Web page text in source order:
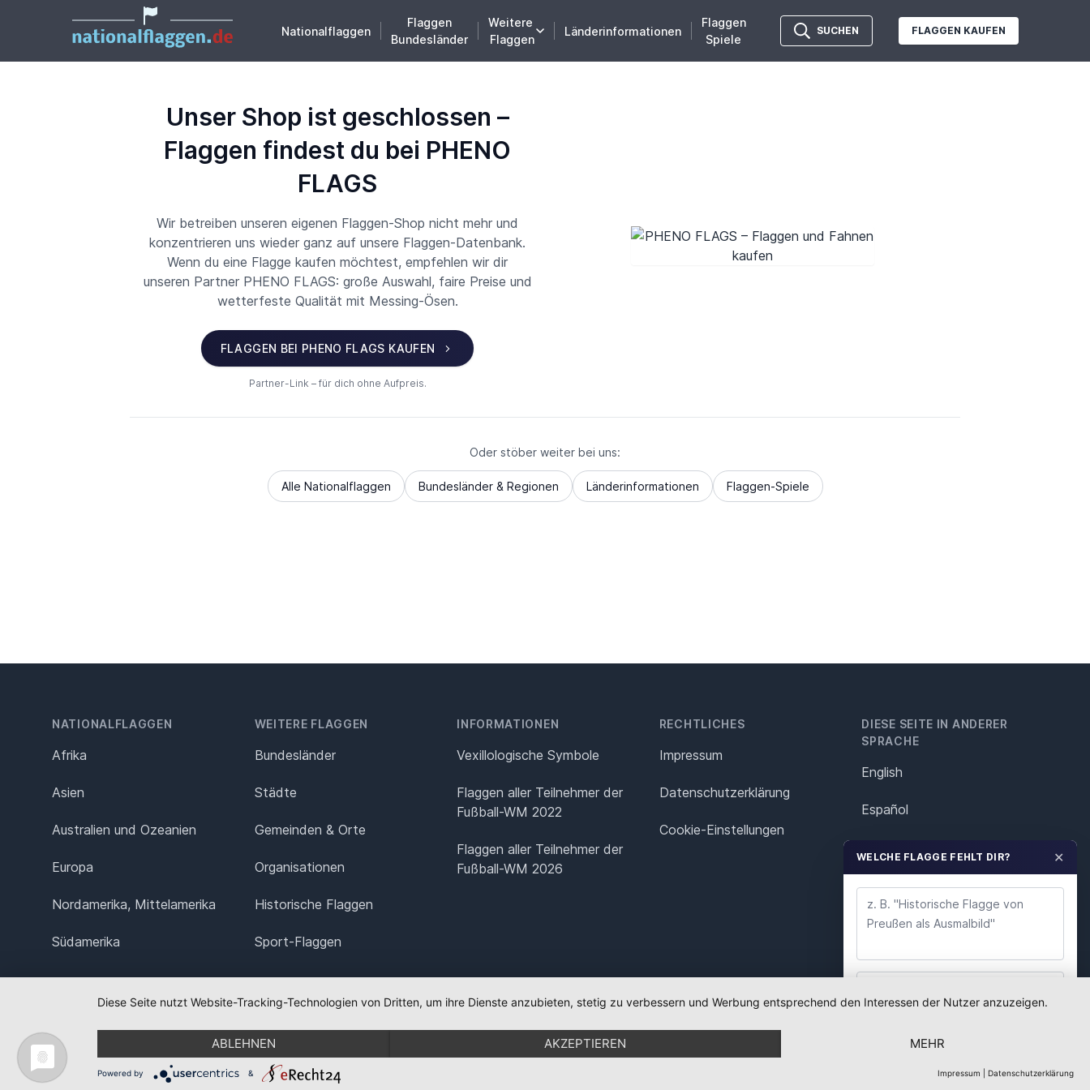
Nationalflaggen
Flaggen
Bundesländer
Weitere
Flaggen
Länderinformationen
Flaggen
Spiele
SUCHEN FLAGGEN KAUFEN
Unser Shop ist geschlossen –
Flaggen findest du bei PHENO
FLAGS
Wir betreiben unseren eigenen Flaggen-Shop nicht mehr und
konzentrieren uns wieder ganz auf unsere Flaggen-Datenbank.
Wenn du eine Flagge kaufen möchtest, empfehlen wir dir
unseren Partner PHENO FLAGS: große Auswahl, faire Preise und
wetterfeste Qualität mit Messing-Ösen.
FLAGGEN BEI PHENO FLAGS KAUFEN
Partner-Link – für dich ohne Aufpreis.
Oder stöber weiter bei uns:
Alle Nationalflaggen Bundesländer & Regionen Länderinformationen Flaggen-Spiele
NATIONALFLAGGEN
Afrika
Asien
Australien und Ozeanien
Europa
Nordamerika, Mittelamerika
Südamerika
WEITERE FLAGGEN
Bundesländer
Städte
Gemeinden & Orte
Organisationen
Historische Flaggen
Sport-Flaggen
INFORMATIONEN
Vexillologische Symbole
Flaggen aller Teilnehmer der
Fußball-WM 2022
Flaggen aller Teilnehmer der
Fußball-WM 2026
RECHTLICHES
Impressum
Datenschutz­erklärung
Cookie-Einstellungen
DIESE SEITE IN ANDERER
SPRACHE
English
Español
Italiano
Polska
Português
Nederlands
WELCHE FLAGGE FEHLT DIR? ✕
Diese Seite nutzt Website-Tracking-Technologien von Dritten, um ihre Dienste anzubieten, stetig zu verbessern und Werbung entsprechend den Interessen der Nutzer anzuzeigen.
ABLEHNEN AKZEPTIEREN MEHR
Powered by & Impressum Datenschutzerklärung